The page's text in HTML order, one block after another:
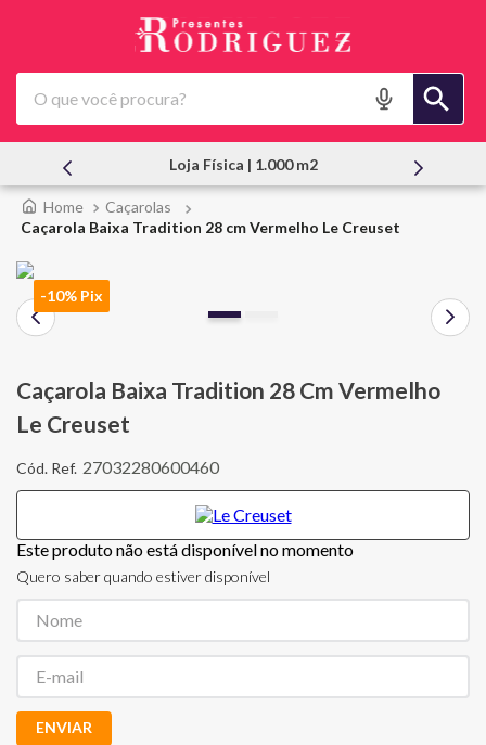
O que você procura?
Loja Física | 1.000 m2
Caçarolas
Caçarola Baixa Tradition 28 cm Vermelho Le Creuset
-10% Pix
Caçarola Baixa Tradition 28 Cm Vermelho
Le Creuset
27032280600460
Este produto não está disponível no momento
Quero saber quando estiver disponível
ENVIAR